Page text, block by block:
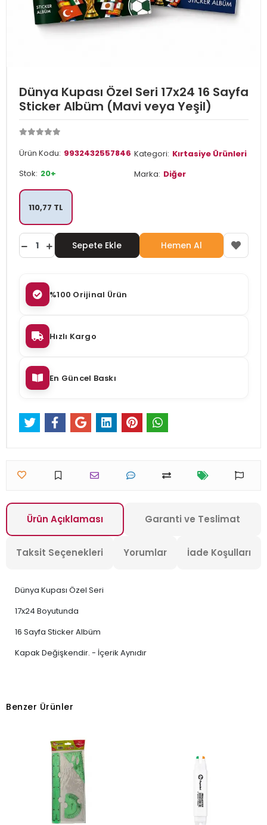
Dünya Kupası Özel Seri 17x24 16 Sayfa
Sticker Albüm (Mavi veya Yeşil)
Ürün Kodu: 9932432557846 Kategori: Kırtasiye Ürünleri
Stok: 20+ Marka: Diğer
110,77 TL
Sepete Ekle Hemen Al
%100 Orijinal Ürün
Hızlı Kargo
En Güncel Baskı
Ürün Açıklaması Garanti ve Teslimat
Taksit Seçenekleri Yorumlar İade Koşulları
Dünya Kupası Özel Seri
17x24 Boyutunda
16 Sayfa Sticker Albüm
Kapak Değişkendir. - İçerik Aynıdır
Benzer Ürünler